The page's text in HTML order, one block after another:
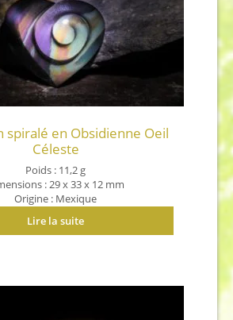
spiralé en Obsidienne Oeil
Céleste
Poids : 11,2 g
: 29 x 33 x 12 mm
Origine : Mexique
Lire la suite